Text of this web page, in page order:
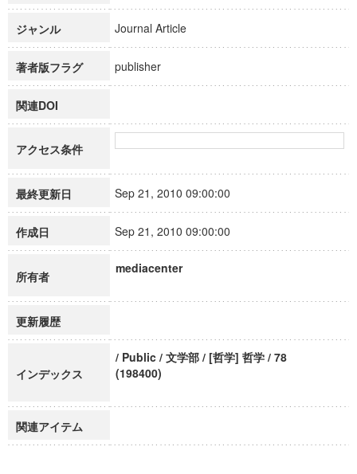
ジャンル Journal Article
著者版フラグ publisher
関連DOI
アクセス条件
最終更新日 Sep 21, 2010 09:00:00
作成日 Sep 21, 2010 09:00:00
所有者
mediacenter
更新履歴
インデックス
/ Public / 文学部 / [哲学] 哲学 / 78
(198400)
関連アイテム